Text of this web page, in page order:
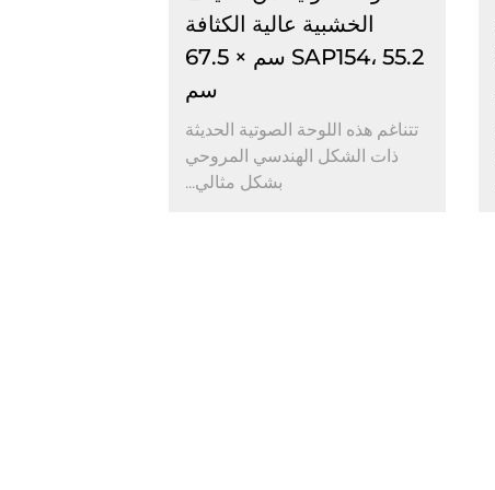
الخشبية عالية الكثافة
SAP154، 55.2 سم × 67.5
سم
تتناغم هذه اللوحة الصوتية الحديثة
ذات الشكل الهندسي المروحي
بشكل مثالي...